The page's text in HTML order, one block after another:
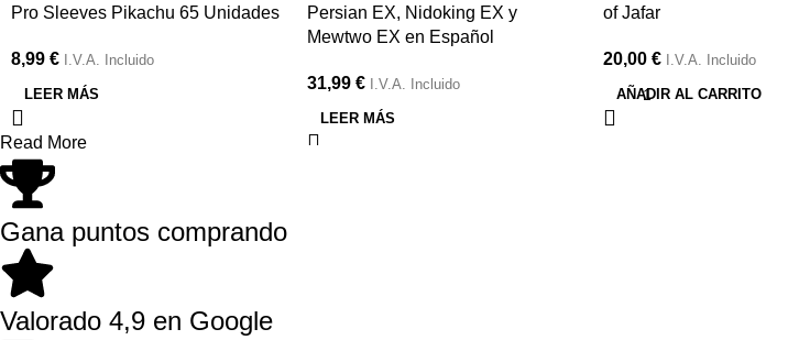
Pro Sleeves Pikachu 65 Unidades
8,99 € I.V.A. Incluido
LEER MÁS
Persian EX, Nidoking EX y
Mewtwo EX en Español
31,99 € I.V.A. Incluido
LEER MÁS
of Jafar
20,00 € I.V.A. Incluido
AÑADIR AL CARRITO
Read More
Gana puntos comprando
Valorado 4,9 en Google